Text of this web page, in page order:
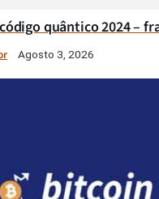
quântico 2024 –
Agosto 3, 2026